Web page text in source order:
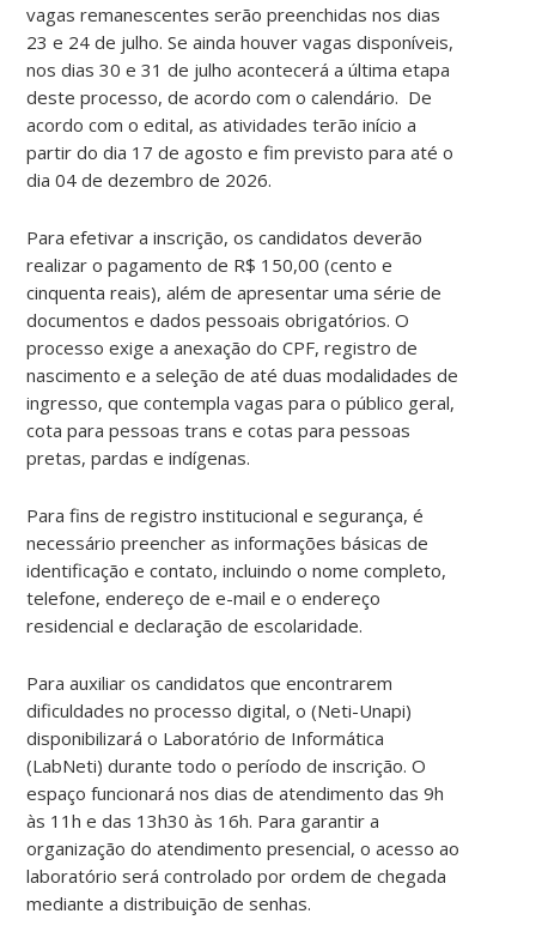
vagas remanescentes serão preenchidas nos dias
23 e 24 de julho. Se ainda houver vagas disponíveis,
nos dias 30 e 31 de julho acontecerá a última etapa
deste processo, de acordo com o calendário. De
acordo com o edital, asatividades terão início a
partir do dia 17 de agosto e fim previsto para até o
dia 04 de dezembro de 2026.
Para efetivar a inscrição, os candidatos deverão
realizar o pagamento de R$ 150,00 (cento e
cinquenta reais), além de apresentar uma série de
documentos e dados pessoais obrigatórios. O
processo exige a anexação do CPF, registro de
nascimento e a seleção de até duas modalidades de
ingresso, que contempla vagas para o público geral,
cota para pessoas trans e cotas para pessoas
pretas, pardas e indígenas.
Para fins de registro institucional e segurança, é
necessário preencher as informações básicas de
identificação e contato, incluindo o nome completo,
telefone, endereço de e-mail e o endereço
residencial e declaração de escolaridade.
Para auxiliar os candidatos que encontrarem
dificuldades no processo digital, o (Neti-Unapi)
disponibilizará o Laboratório de Informática
(LabNeti) durante todo o período de inscrição. O
espaço funcionará nos dias de atendimento das 9h
às 11h e das 13h30 às 16h. Para garantir a
organização do atendimento presencial, o acesso ao
laboratório será controlado por ordem de chegada
mediante a distribuição de senhas.